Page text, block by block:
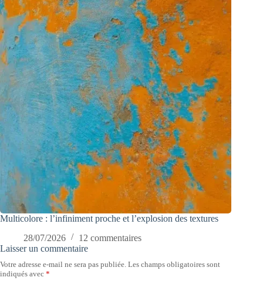
Multicolore : l’infiniment proche et l’explosion des textures
28/07/2026
12 commentaires
Laisser un commentaire
Votre adresse e-mail ne sera pas publiée. Les champs obligatoires sont
indiqués avec *